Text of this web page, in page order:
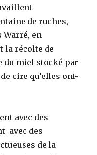
de ruches,
en
récolte de
du miel stocké par
cire qu’elles ont-
avec des
avec des
de la